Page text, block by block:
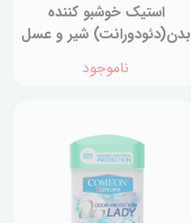
استیک خوشبو کننده
بدن(دئودورانت) شیر و عسل
دیپ سنس
ناموجود